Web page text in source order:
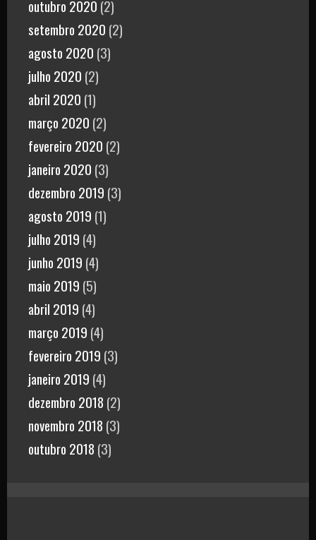
outubro 2020 (2)
setembro 2020 (2)
agosto 2020 (3)
julho 2020 (2)
abril 2020 (1)
março 2020 (2)
fevereiro 2020 (2)
janeiro 2020 (3)
dezembro 2019 (3)
agosto 2019 (1)
julho 2019 (4)
junho 2019 (4)
maio 2019 (5)
abril 2019 (4)
março 2019 (4)
fevereiro 2019 (3)
janeiro 2019 (4)
dezembro 2018 (2)
novembro 2018 (3)
outubro 2018 (3)